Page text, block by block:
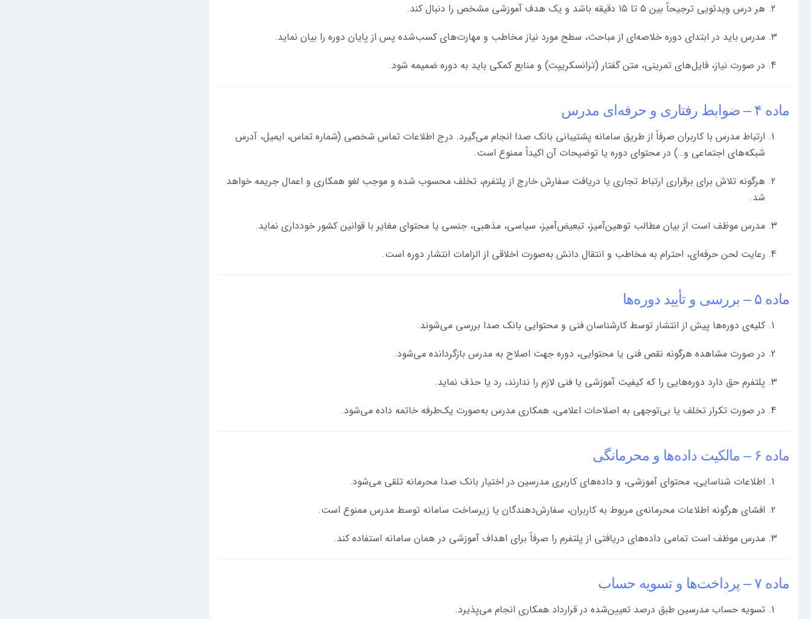
هر درس ویدئویی ترجیحاً بین ۵ تا ۱۵ دقیقه باشد و یک هدف آموزشی مشخص را دنبال کند.
مدرس باید در ابتدای دوره خلاصه‌ای از مباحث، سطح مورد نیاز مخاطب و مهارت‌های کسب‌شده پس از پایان دوره را بیان نماید.
در صورت نیاز، فایل‌های تمرینی، متن گفتار (ترانسکریپت) و منابع کمکی باید به دوره ضمیمه شود.
ماده ۴ – ضوابط رفتاری و حرفه‌ای مدرس
ارتباط مدرس با کاربران صرفاً از طریق سامانه پشتیبانی بانک صدا انجام می‌گیرد. درج اطلاعات تماس شخصی (شماره تماس، ایمیل، آدرس
شبکه‌های اجتماعی و…) در محتوای دوره یا توضیحات آن اکیداً ممنوع است.
هرگونه تلاش برای برقراری ارتباط تجاری یا دریافت سفارش خارج از پلتفرم، تخلف محسوب شده و موجب لغو همکاری و اعمال جریمه خواهد
شد.
مدرس موظف است از بیان مطالب توهین‌آمیز، تبعیض‌آمیز، سیاسی، مذهبی، جنسی یا محتوای مغایر با قوانین کشور خودداری نماید.
رعایت لحن حرفه‌ای، احترام به مخاطب و انتقال دانش به‌صورت اخلاقی از الزامات انتشار دوره است.
ماده ۵ – بررسی و تأیید دوره‌ها
کلیه‌ی دوره‌ها پیش از انتشار توسط کارشناسان فنی و محتوایی بانک صدا بررسی می‌شوند.
در صورت مشاهده هرگونه نقص فنی یا محتوایی، دوره جهت اصلاح به مدرس بازگردانده می‌شود.
پلتفرم حق دارد دوره‌هایی را که کیفیت آموزشی یا فنی لازم را ندارند، رد یا حذف نماید.
در صورت تکرار تخلف یا بی‌توجهی به اصلاحات اعلامی، همکاری مدرس به‌صورت یک‌طرفه خاتمه داده می‌شود.
ماده ۶ – مالکیت داده‌ها و محرمانگی
اطلاعات شناسایی، محتوای آموزشی، و داده‌های کاربری مدرسین در اختیار بانک صدا محرمانه تلقی می‌شود.
افشای هرگونه اطلاعات محرمانه‌ی مربوط به کاربران، سفارش‌دهندگان یا زیرساخت سامانه توسط مدرس ممنوع است.
مدرس موظف است تمامی داده‌های دریافتی از پلتفرم را صرفاً برای اهداف آموزشی در همان سامانه استفاده کند.
ماده ۷ – پرداخت‌ها و تسویه حساب
تسویه حساب مدرسین طبق درصد تعیین‌شده در قرارداد همکاری انجام می‌پذیرد.